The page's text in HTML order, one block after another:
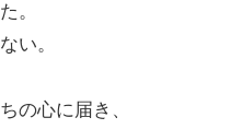
。
い。
の心に届き、